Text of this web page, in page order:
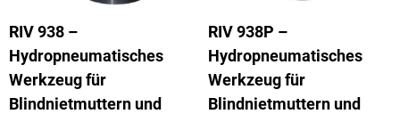
RIV 938 –
Hydropneumatisches
Werkzeug für
Blindnietmuttern und
RIV 938P –
Hydropneumatisches
Werkzeug für
Blindnietmuttern und